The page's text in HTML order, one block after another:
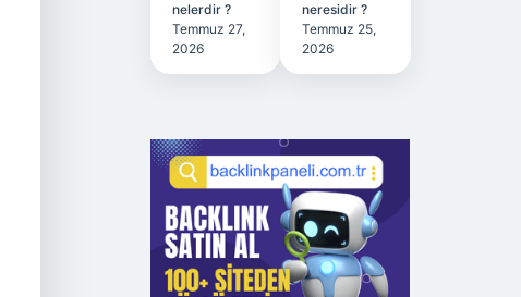
nelerdir ?
Temmuz 27,
2026
neresidir ?
Temmuz 25,
2026